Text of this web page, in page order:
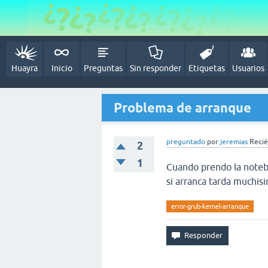
Huayra Inicio Preguntas Sin responder Etiquetas Usuarios
Problema de arranque
2
1
preguntado por jeremias
Cuando prendo la
si arranca tarda
error-grub-kernel-arranque